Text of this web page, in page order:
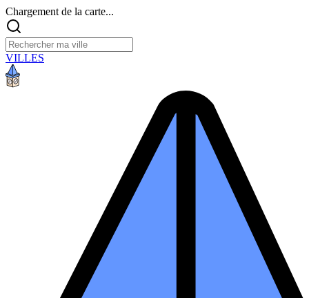
Chargement de la carte...
VILLES